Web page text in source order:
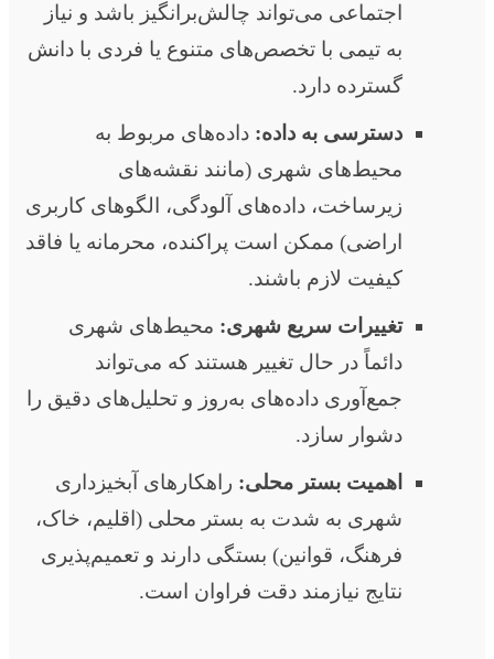
اجتماعی می‌تواند چالش‌برانگیز باشد و نیاز
به تیمی با تخصص‌های متنوع یا فردی با دانش
گسترده دارد.
دسترسی به داده: داده‌های مربوط به
محیط‌های شهری (مانند نقشه‌های
زیرساخت، داده‌های آلودگی، الگوهای کاربری
اراضی) ممکن است پراکنده، محرمانه یا فاقد
کیفیت لازم باشند.
تغییرات سریع شهری: محیط‌های شهری
دائماً در حال تغییر هستند که می‌تواند
جمع‌آوری داده‌های به‌روز و تحلیل‌های دقیق را
دشوار سازد.
اهمیت بستر محلی: راهکارهای آبخیزداری
شهری به شدت به بستر محلی (اقلیم، خاک،
فرهنگ، قوانین) بستگی دارند و تعمیم‌پذیری
نتایج نیازمند دقت فراوان است.